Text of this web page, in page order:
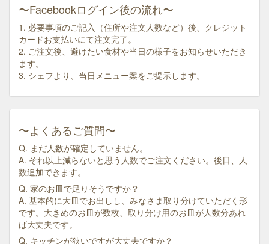
〜Facebookログイン後の流れ〜
1. 必要事項のご記入（住所や注文人数など）後、クレジット
カードお支払いにて注文完了。
2. ご注文後、避けたい食材や当日の様子をお知らせいただき
ます。
3. シェフより、当日メニュー案をご提示します。
〜よくあるご質問〜
Q. まだ人数が確定していません。
A. それ以上減らないと思う人数でご注文ください。後日、人
数追加できます。
Q. 家のお皿で足りそうですか？
A. 基本的に大皿でお出しし、みなさま取り分けていただく形
です。大きめのお皿が数枚、取り分け用のお皿が人数分あれ
ば大丈夫です。
Q. キッチンが狭いですが大丈夫ですか？